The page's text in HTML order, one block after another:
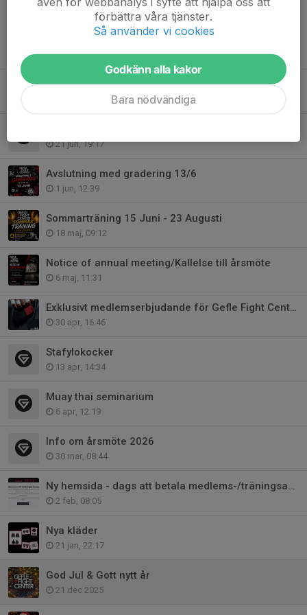
Tidigare nyheter
Genomfört årsmöte
21 jun, 19:17
Avslutning med gradering 13/6
1 jun, 12:39
Sommarträning 15 Juni - 23 Augusti
18 maj, 09:12
Notice of annual meeting/Kallelse till årsmöte
6 maj, 11:31
Exklusivt medlemserbjudande för Gefle Fight Center
30 apr, 16:46
Stafylokocker
13 apr, 14:34
Muay thai seminarium
6 apr, 12:19
Info om årsmöte 2026
30 mar, 08:44
Ny hemsida - dags att betala medlems-/träningsavgift
2 feb, 08:05
Nya kläder
21 jan, 22:17
God Jul & Gott nytt år
21 dec 2025
förbättra våra tjänster.
Så använder vi cookies
Godkänn alla kakor
Bara nödvändiga